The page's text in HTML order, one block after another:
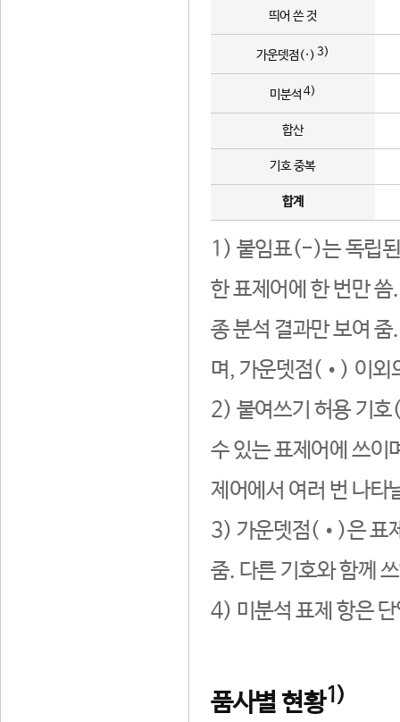
띄어 쓴 것
가운뎃점(·) 3)
미분석 4)
합산
기호 중복
합계
1) 붙임표(-)는 독립된
한 표제어에 한 번만
종 분석 결과만 보여
며, 가운뎃점(•) 이외
2) 붙여쓰기 허용 기호
수 있는 표제어에 쓰이
제어에서 여러 번 나타
3) 가운뎃점(•)은 표
줌. 다른 기호와 함께
4) 미분석 표제 항은
품사별 현황1)